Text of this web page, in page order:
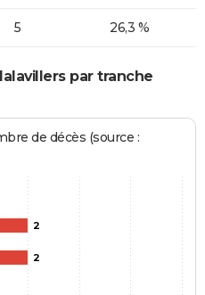
5 26,3 %
par tranche
de décès (source :
2
2